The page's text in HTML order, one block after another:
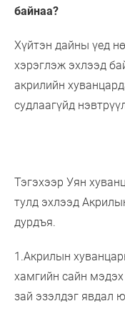
байнаа?
Хүйтэн дайны үед
хэрэглэж эхлээд
акрилийн
судлаагүйд
Тэгэхээр Уян
тулд эхлээд
дурдъя.
1.Акрилын
хамгийн сайн
зай эзэлдэг явдал